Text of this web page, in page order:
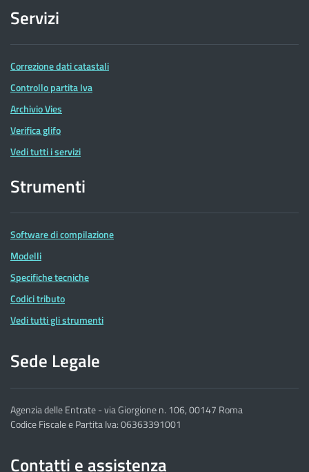
Servizi
Correzione dati catastali
Controllo partita Iva
Archivio Vies
Verifica glifo
Vedi tutti i servizi
Strumenti
Software di compilazione
Modelli
Specifiche tecniche
Codici tributo
Vedi tutti gli strumenti
Sede Legale
Agenzia delle Entrate - via Giorgione n. 106, 00147 Roma
Codice Fiscale e Partita Iva: 06363391001
Contatti e assistenza